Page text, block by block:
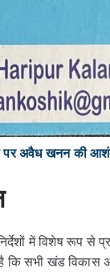
पर अवैध खनन की
में विशेष रूप से
कि सभी खंड